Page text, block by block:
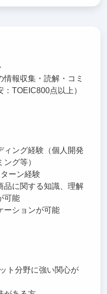
情報収集・読解・コミ
TOEIC800点以上）
ィング経験（個人開発
グ等）
ーン経験
品に関する知識、理解
可能
ーションが可能
ト分野に強い関心が